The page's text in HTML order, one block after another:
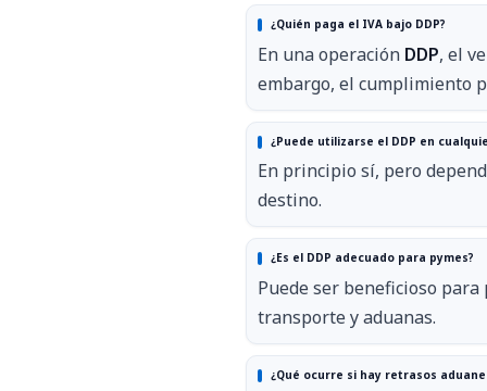
¿Quién paga el IVA bajo DDP?
En una operación DDP, el
embargo, el cumplimiento
¿Puede utilizarse el DDP en
En principio sí, pero
destino.
¿Es el DDP adecuado para pymes?
Puede ser beneficioso
transporte y aduanas.
¿Qué ocurre si hay retrasos